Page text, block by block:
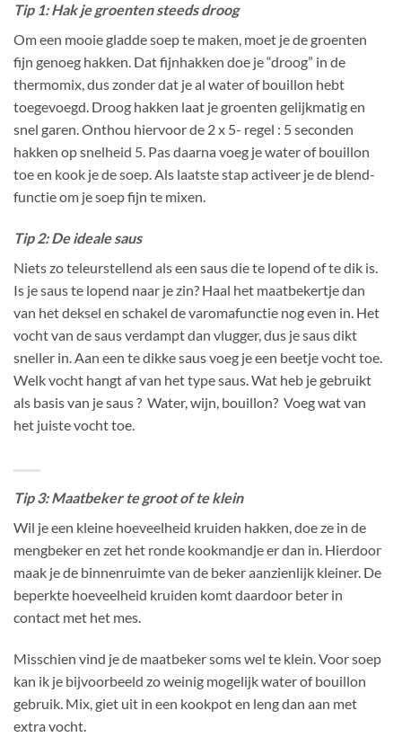
Tip 1: Hak je groenten steeds droog
Om een mooie gladde soep te maken, moet je de groenten
fijn genoeg hakken. Dat fijnhakken doe je “droog” in de
thermomix, dus zonder dat je al water of bouillon hebt
toegevoegd. Droog hakken laat je groenten gelijkmatig en
snel garen. Onthou hiervoor de 2 x 5- regel : 5 seconden
hakken op snelheid 5. Pas daarna voeg je water of bouillon
toe en kook je de soep. Als laatste stap activeer je de blend-
functie om je soep fijn te mixen.
Tip 2: De ideale saus
Niets zo teleurstellend als een saus die te lopend of te dik is.
Is je saus te lopend naar je zin? Haal het maatbekertje dan
van het deksel en schakel de varomafunctie nog even in. Het
vocht van de saus verdampt dan vlugger, dus je saus dikt
sneller in. Aan een te dikke saus voeg je een beetje vocht toe.
Welk vocht hangt af van het type saus. Wat heb je gebruikt
als basis van je saus ? Water, wijn, bouillon? Voeg wat van
het juiste vocht toe.
Tip 3: Maatbeker te groot of te klein
Wil je een kleine hoeveelheid kruiden hakken, doe ze in de
mengbeker en zet het ronde kookmandje er dan in. Hierdoor
maak je de binnenruimte van de beker aanzienlijk kleiner. De
beperkte hoeveelheid kruiden komt daardoor beter in
contact met het mes.
Misschien vind je de maatbeker soms wel te klein. Voor soep
kan ik je bijvoorbeeld zo weinig mogelijk water of bouillon
gebruik. Mix, giet uit in een kookpot en leng dan aan met
extra vocht.